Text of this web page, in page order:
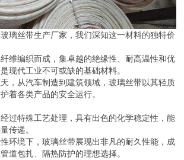
璃丝带生产厂家，我们深知这一材料的独特价
维编织而成，集卓越的绝缘性、耐高温性和优
现代工业不可或缺的基础材料。
，从汽车制造到建筑领域，玻璃丝带以其轻质
着各类产品的安全运行。
过特殊工艺处理，具有出色的化学稳定性，能
传递。
环境下，玻璃丝带展现出非凡的耐久性能，成
道包扎、隔热防护的理想选择。